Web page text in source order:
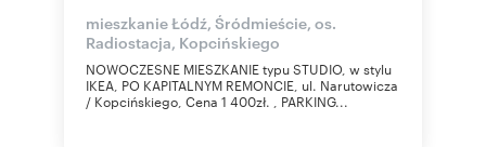
mieszkanie Łódź, Śródmieście, os.
Radiostacja, Kopcińskiego
NOWOCZESNE MIESZKANIE typu STUDIO, w stylu
IKEA, PO KAPITALNYM REMONCIE, ul. Narutowicza
/ Kopcińskiego, Cena 1 400zł. , PARKING...